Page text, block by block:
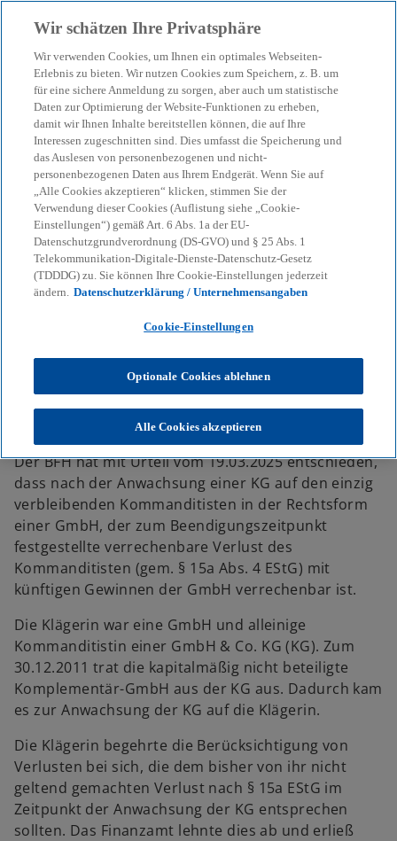
menu search
KPMG Tax News
BFH: Verlustnutzung nach
Beendigung einer
zweigliedrigen KG durch
Anwachsung auf eine
GmbH
KPMG Tax News: BFH: Verlustnutzung nach Beendigung einer
zweigliedrigen KG durch Anwachsung auf eine GmbH
Der BFH hat mit Urteil vom 19.03.2025 entschieden,
dass nach der Anwachsung einer KG auf den einzig
verbleibenden Kommanditisten in der Rechtsform
einer GmbH, der zum Beendigungszeitpunkt
festgestellte verrechenbare Verlust des
Kommanditisten (gem. § 15a Abs. 4 EStG) mit
künftigen Gewinnen der GmbH verrechenbar ist.
Die Klägerin war eine GmbH und alleinige
Kommanditistin einer GmbH & Co. KG (KG). Zum
30.12.2011 trat die kapitalmäßig nicht beteiligte
Komplementär-GmbH aus der KG aus. Dadurch kam
es zur Anwachsung der KG auf die Klägerin.
Die Klägerin begehrte die Berücksichtigung von
Verlusten bei sich, die dem bisher von ihr nicht
geltend gemachten Verlust nach § 15a EStG im
Zeitpunkt der Anwachsung der KG entsprechen
sollten. Das Finanzamt lehnte dies ab und erließ
Wir schätzen Ihre Privatsphäre
Wir verwenden Cookies, um Ihnen ein optimales Webseiten-
Erlebnis zu bieten. Wir nutzen Cookies zum Speichern, z. B. um
für eine sichere Anmeldung zu sorgen, aber auch um statistische
Daten zur Optimierung der Website-Funktionen zu erheben,
damit wir Ihnen Inhalte bereitstellen können, die auf Ihre
Interessen zugeschnitten sind. Dies umfasst die Speicherung und
das Auslesen von personenbezogenen und nicht-
personenbezogenen Daten aus Ihrem Endgerät. Wenn Sie auf
„Alle Cookies akzeptieren“ klicken, stimmen Sie der
Verwendung dieser Cookies (Auflistung siehe „Cookie-
Einstellungen“) gemäß Art. 6 Abs. 1a der EU-
Datenschutzgrundverordnung (DS-GVO) und § 25 Abs. 1
Telekommunikation-Digitale-Dienste-Datenschutz-Gesetz
(TDDDG) zu. Sie können Ihre Cookie-Einstellungen jederzeit
ändern. Datenschutzerklärung / Unternehmensangaben
Cookie-Einstellungen
Optionale Cookies ablehnen
Alle Cookies akzeptieren